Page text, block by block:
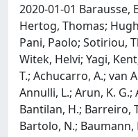
2020-01-01 Barausse,
Hertog, Thomas;
Pani, Paolo; Sotiriou,
Witek, Helvi; Yagi,
T.; Achucarro, A.; van
Annulli, L.; Arun, K. G.;
Bantilan, H.; Barreiro,
Bartolo, N.; Baumann,